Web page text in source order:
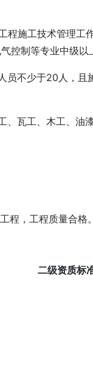
程施工技术管理
控制等专业中级以
员不少于20人，且
、瓦工、木工、
程，工程质量合格。
二级资质标